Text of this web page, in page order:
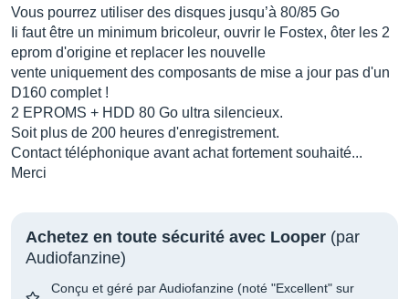
Vous pourrez utiliser des disques jusqu’à 80/85 Go
Ii faut être un minimum bricoleur, ouvrir le Fostex, ôter les 2
eprom d'origine et replacer les nouvelle
vente uniquement des composants de mise a jour pas d'un
D160 complet !
2 EPROMS + HDD 80 Go ultra silencieux.
Soit plus de 200 heures d'enregistrement.
Contact téléphonique avant achat fortement souhaité...
Merci
Achetez en toute sécurité avec Looper (par
Audiofanzine)
Conçu et géré par Audiofanzine (noté "Excellent" sur